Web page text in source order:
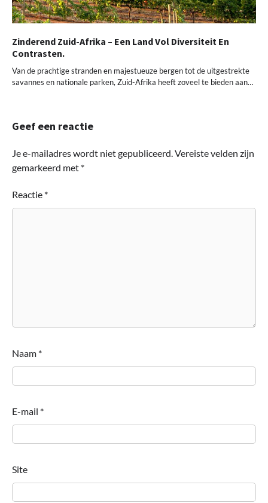
Zinderend Zuid-Afrika – Een Land Vol Diversiteit En
Contrasten.
Van de prachtige stranden en majestueuze bergen tot de uitgestrekte
savannes en nationale parken, Zuid-Afrika heeft zoveel te bieden aan…
Geef een reactie
Je e-mailadres wordt niet gepubliceerd.Vereiste velden zijn
gemarkeerd met *
Reactie *
Naam *
E-mail *
Site